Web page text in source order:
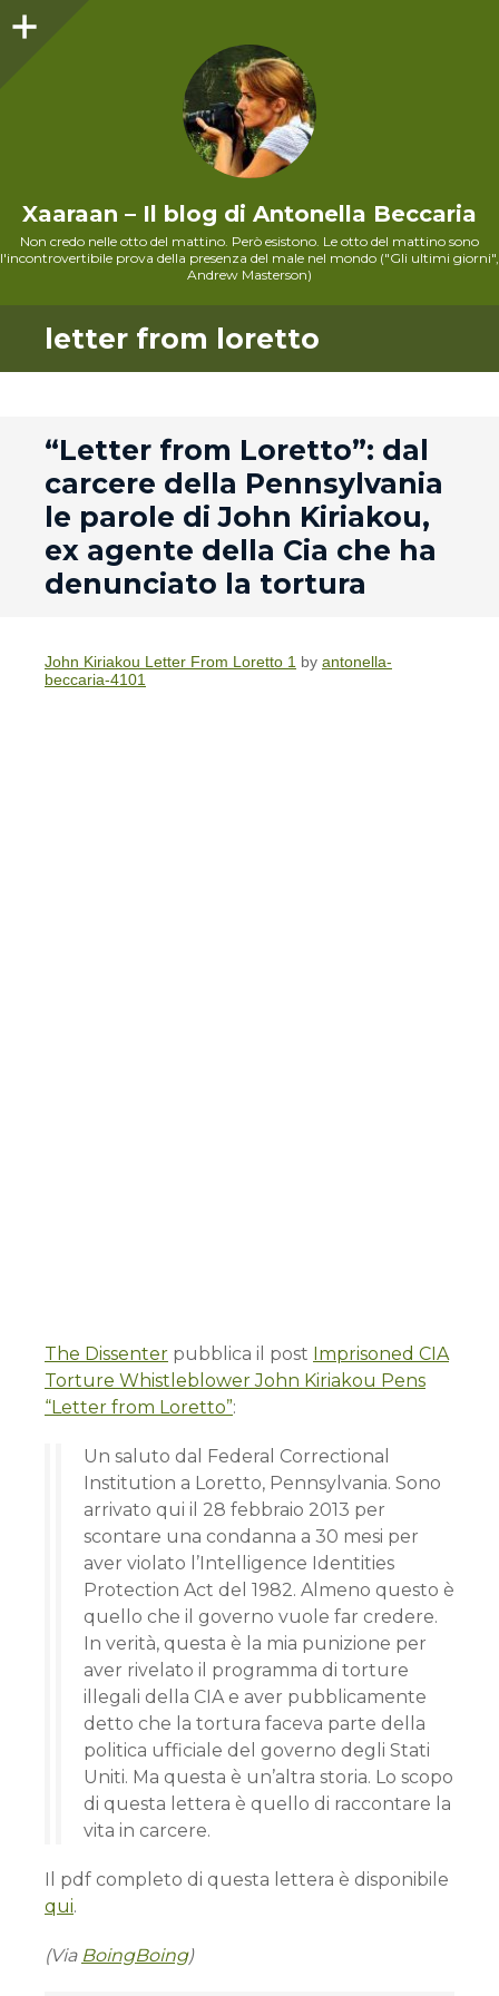
Xaaraan – Il blog di Antonella Beccaria
Non credo nelle otto del mattino. Però esistono. Le otto del mattino sono
l'incontrovertibile prova della presenza del male nel mondo ("Gli ultimi giorni",
Andrew Masterson)
letter from loretto
“Letter from Loretto”: dal
carcere della Pennsylvania
le parole di John Kiriakou,
ex agente della Cia che ha
denunciato la tortura
John Kiriakou Letter From Loretto 1 by antonella-
beccaria-4101
The Dissenter pubblica il post Imprisoned CIA
Torture Whistleblower John Kiriakou Pens
“Letter from Loretto”:
Un saluto dal Federal Correctional
Institution a Loretto, Pennsylvania. Sono
arrivato qui il 28 febbraio 2013 per
scontare una condanna a 30 mesi per
aver violato l’Intelligence Identities
Protection Act del 1982. Almeno questo è
quello che il governo vuole far credere.
In verità, questa è la mia punizione per
aver rivelato il programma di torture
illegali della CIA e aver pubblicamente
detto che la tortura faceva parte della
politica ufficiale del governo degli Stati
Uniti. Ma questa è un’altra storia. Lo scopo
di questa lettera è quello di raccontare la
vita in carcere.
Il pdf completo di questa lettera è disponibile
qui.
(Via BoingBoing)